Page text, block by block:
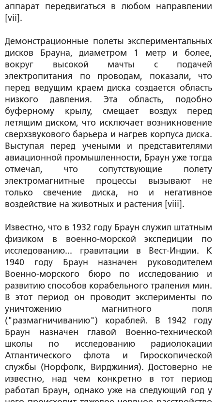
аппарат передвигаться в любом направлении
[vii].
Демонстрационные полеты экспериментальных
дисков Брауна, диаметром 1 метр и более,
вокруг высокой мачты с подачей
электропитания по проводам, показали, что
перед ведущим краем диска создается область
низкого давления. Эта область, подобно
буферному крылу, смещает воздух перед
летящим диском, что исключает возникновение
сверхзвукового барьера и нагрев корпуса диска.
Выступая перед учеными и представителями
авиационной промышленности, Браун уже тогда
отмечал, что сопутствующие полету
электромагнитные процессы вызывают не
только свечение диска, но и негативное
воздействие на животных и растения [viii].
Известно, что в 1932 году Браун служил штатным
физиком в военно-морской экспедиции по
исследованию... гравитации в Вест-Индии. К
1940 году Браун назначен руководителем
Военно-морского бюро по исследованию и
развитию способов корабельного траления мин.
В этот период он проводит эксперименты по
уничтожению магнитного поля
("размагничиванию") кораблей. В 1942 году
Браун назначен главой Военно-технической
школы по исследованию радиолокации
Атлантического флота и Гироскопической
службы (Норфолк, Вирджиния). Достоверно не
известно, над чем конкретно в тот период
работал Браун, однако уже на следующий год у